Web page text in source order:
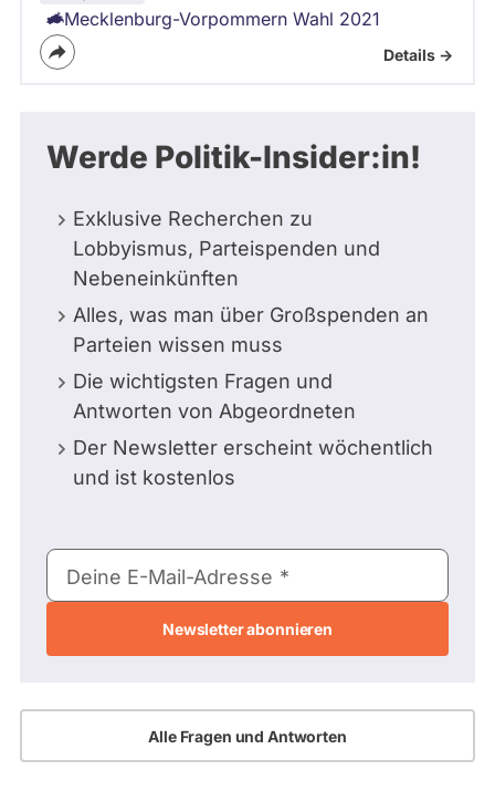
Mecklenburg-Vorpommern Wahl 2021
Details ->
Werde Politik-Insider:in!
Exklusive Recherchen zu
Lobbyismus, Parteispenden und
Nebeneinkünften
Alles, was man über Großspenden an
Parteien wissen muss
Die wichtigsten Fragen und
Antworten von Abgeordneten
Der Newsletter erscheint wöchentlich
und ist kostenlos
E-
Mail-
Deine E-Mail-Adresse
Alle Fragen und Antworten